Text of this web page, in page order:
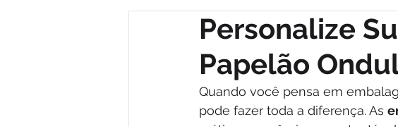
Personalize
Papelão
Quando você pensa em
pode fazer toda a diferença. As